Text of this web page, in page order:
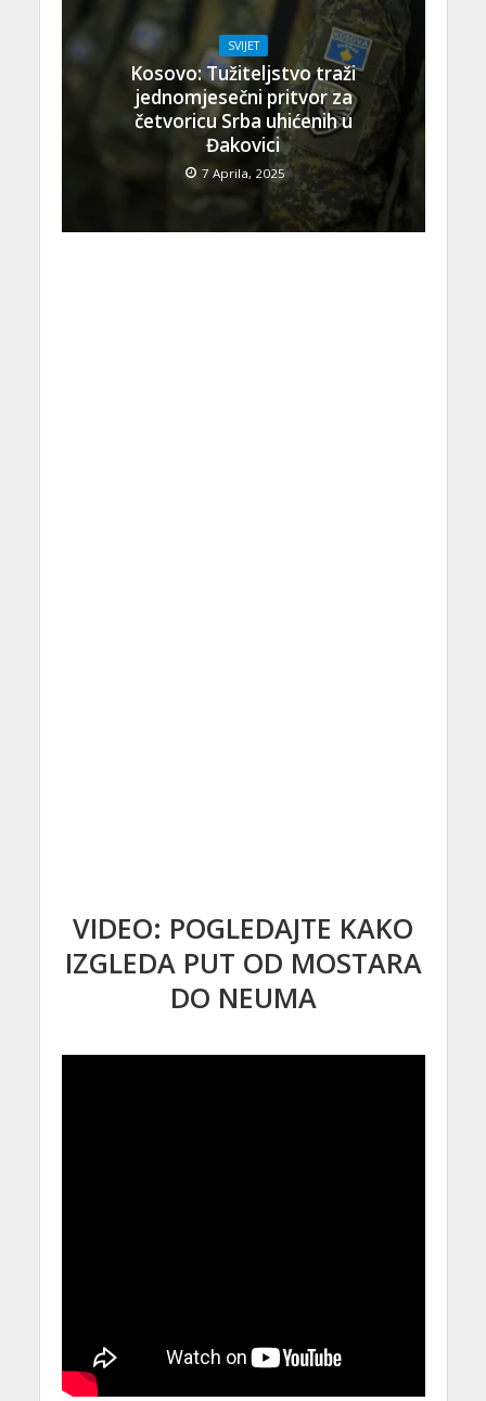
SVIJET
Kosovo: Tužiteljstvo traži
jednomjesečni pritvor za
četvoricu Srba uhićenih u
Đakovici
7 Aprila, 2025
VIDEO: POGLEDAJTE KAKO
IZGLEDA PUT OD MOSTARA
DO NEUMA